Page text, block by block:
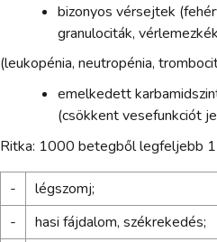
bizonyos vérsejtek
granulociták,
(leukopénia, neutropénia,
emelkedett
(csökkent vesefunkciót
Ritka: 1000 betegből legfeljebb
-
légszomj;
-
hasi fájdalom, székrekedés;